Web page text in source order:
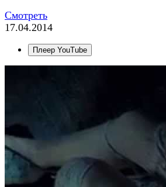
Смотреть
17.04.2014
Плеер YouTube